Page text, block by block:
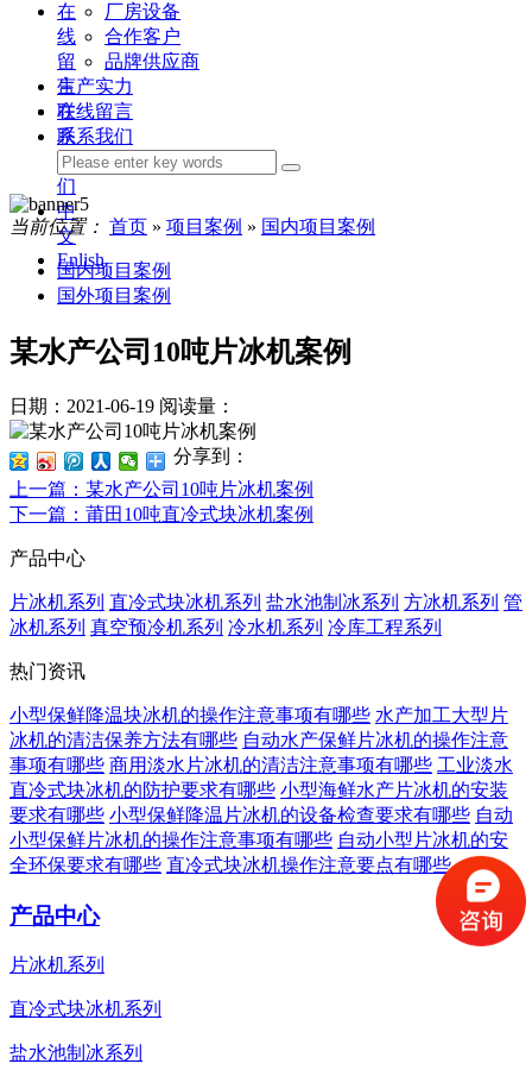
在
线
留
言
联
系
我
们
中
文
Enlish
厂房设备
合作客户
品牌供应商
生产实力
在线留言
联系我们
当前位置： 首页 » 项目案例 » 国内项目案例
国内项目案例
国外项目案例
某水产公司10吨片冰机案例
日期：2021-06-19 阅读量：
分享到：
上一篇 ：某水产公司10吨片冰机案例
下一篇 ：莆田10吨直冷式块冰机案例
产品中心
片冰机系列 直冷式块冰机系列 盐水池制冰系列 方冰机系列 管
冰机系列 真空预冷机系列 冷水机系列 冷库工程系列
热门资讯
小型保鲜降温块冰机的操作注意事项有哪些 水产加工大型片
冰机的清洁保养方法有哪些 自动水产保鲜片冰机的操作注意
事项有哪些 商用淡水片冰机的清洁注意事项有哪些 工业淡水
直冷式块冰机的防护要求有哪些 小型海鲜水产片冰机的安装
要求有哪些 小型保鲜降温片冰机的设备检查要求有哪些 自动
小型保鲜片冰机的操作注意事项有哪些 自动小型片冰机的安
全环保要求有哪些 直冷式块冰机操作注意要点有哪些
产品中心
片冰机系列
直冷式块冰机系列
盐水池制冰系列